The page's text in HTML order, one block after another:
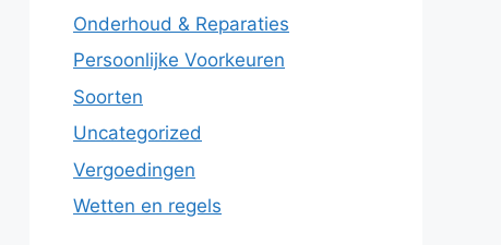
Onderhoud & Reparaties
Persoonlijke Voorkeuren
Soorten
Uncategorized
Vergoedingen
Wetten en regels